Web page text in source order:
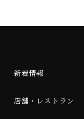
新着情報
店舗・レストラン